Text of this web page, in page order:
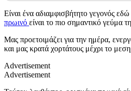
Είναι ένα αδιαμφισβήτητο γεγονός
πρωινό είναι το πιο σημαντικό γεύμα
Μας προετοιμάζει για την ημέρα,
και μας κρατά χορτάτους μέχρι το
Advertisement
Advertisement